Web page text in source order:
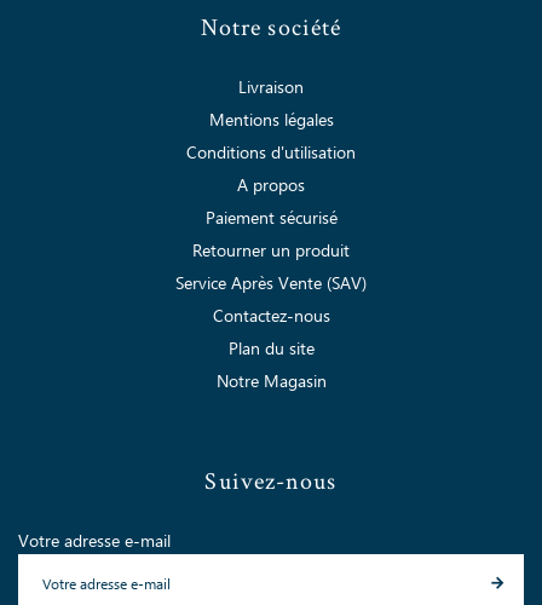
Notre société
Livraison
Mentions légales
Conditions d'utilisation
A propos
Paiement sécurisé
Retourner un produit
Service Après Vente (SAV)
Contactez-nous
Plan du site
Notre Magasin
Suivez-nous
Votre adresse e-mail